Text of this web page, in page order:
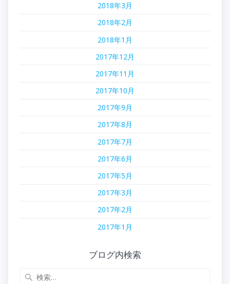
2018年3月
2018年2月
2018年1月
2017年12月
2017年11月
2017年10月
2017年9月
2017年8月
2017年7月
2017年6月
2017年5月
2017年3月
2017年2月
2017年1月
ブログ内検索